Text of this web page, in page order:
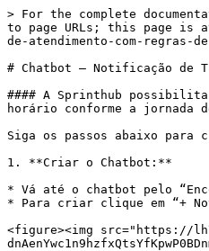
> For the complete
to page URLs; this page is
de-atendimento-com-regras-
# Chatbot – Notificação de
#### A Sprinthub
horário conforme a jornada
Siga os passos abaixo
1. **Criar o Chatbot:**
* Vá até o chatbot pelo
* Para criar clique em “+
<figure><img src="https://lh7-